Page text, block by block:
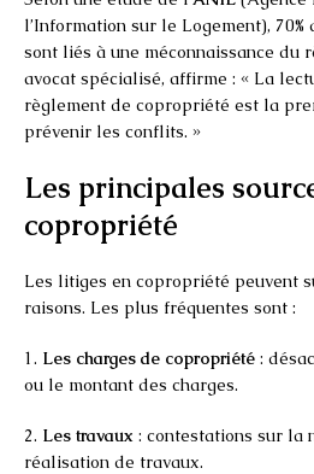
l’Information sur le Logement),
sont liés à une méconnaissance du
avocat spécialisé, affirme : « La
règlement de copropriété est la
prévenir les conflits. »
Les principales
copropriété
Les litiges en copropriété peuvent
raisons. Les plus fréquentes sont :
1. Les charges de copropriété :
ou le montant des charges.
2. Les travaux : contestations sur la
réalisation de travaux.